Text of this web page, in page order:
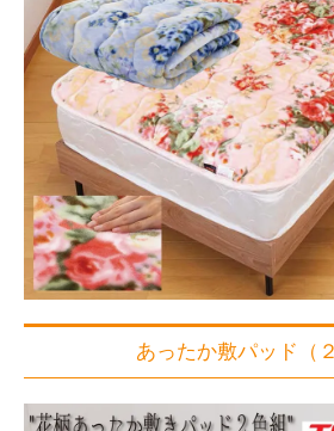
あったか敷パッド（